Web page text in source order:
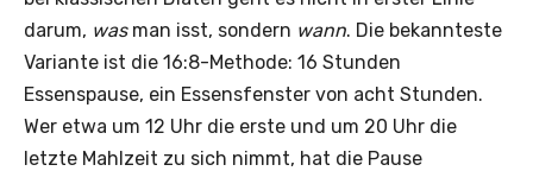
darum, wasman isst, sondern wann. Die bekannteste
Variante ist die 16:8-Methode: 16 Stunden
Essenspause, ein Essensfenster von acht Stunden.
Wer etwa um 12 Uhr die erste und um 20 Uhr die
letzte Mahlzeit zu sich nimmt, hat die Pause